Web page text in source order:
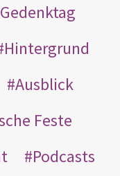
Gedenktag
Hintergrund
Ausblick
Feste
Podcasts